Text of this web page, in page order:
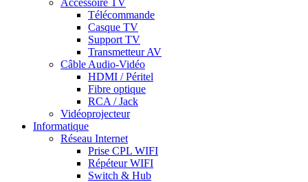
Télécommande
Casque TV
Support TV
Transmetteur AV
Câble Audio-Vidéo
HDMI / Péritel
Fibre optique
RCA / Jack
Vidéoprojecteur
Informatique
Réseau Internet
Prise CPL WIFI
Répéteur WIFI
Switch & Hub